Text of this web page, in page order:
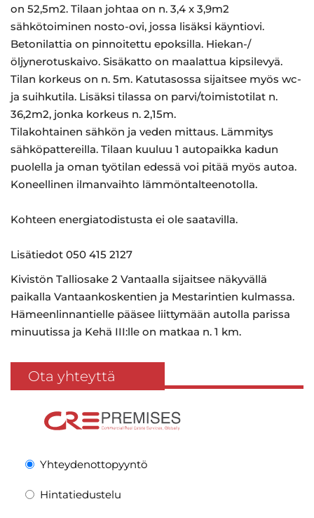
on 52,5m2. Tilaan johtaa on n. 3,4 x 3,9m2
sähkötoiminen nosto-ovi, jossa lisäksi käyntiovi.
Betonilattia on pinnoitettu epoksilla. Hiekan-/
öljynerotuskaivo. Sisäkatto on maalattua kipsilevyä.
Tilan korkeus on n. 5m. Katutasossa sijaitsee myös wc-
ja suihkutila. Lisäksi tilassa on parvi/toimistotilat n.
36,2m2, jonka korkeus n. 2,15m.
Tilakohtainen sähkön ja veden mittaus. Lämmitys
sähköpattereilla. Tilaan kuuluu 1 autopaikka kadun
puolella ja oman työtilan edessä voi pitää myös autoa.
Koneellinen ilmanvaihto lämmöntalteenotolla.
Kohteen energiatodistusta ei ole saatavilla.
Lisätiedot 050 415 2127
Kivistön Talliosake 2 Vantaalla sijaitsee näkyvällä
paikalla Vantaankoskentien ja Mestarintien kulmassa.
Hämeenlinnantielle pääsee liittymään autolla parissa
minuutissa ja Kehä III:lle on matkaa n. 1 km.
Ota yhteyttä
Yhteydenottopyyntö
Hintatiedustelu